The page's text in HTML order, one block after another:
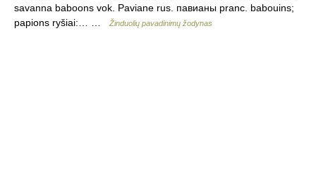
savanna baboons vok. Paviane rus. павианы pranc. babouins;
papions ryšiai:… …
Žinduolių pavadinimų žodynas